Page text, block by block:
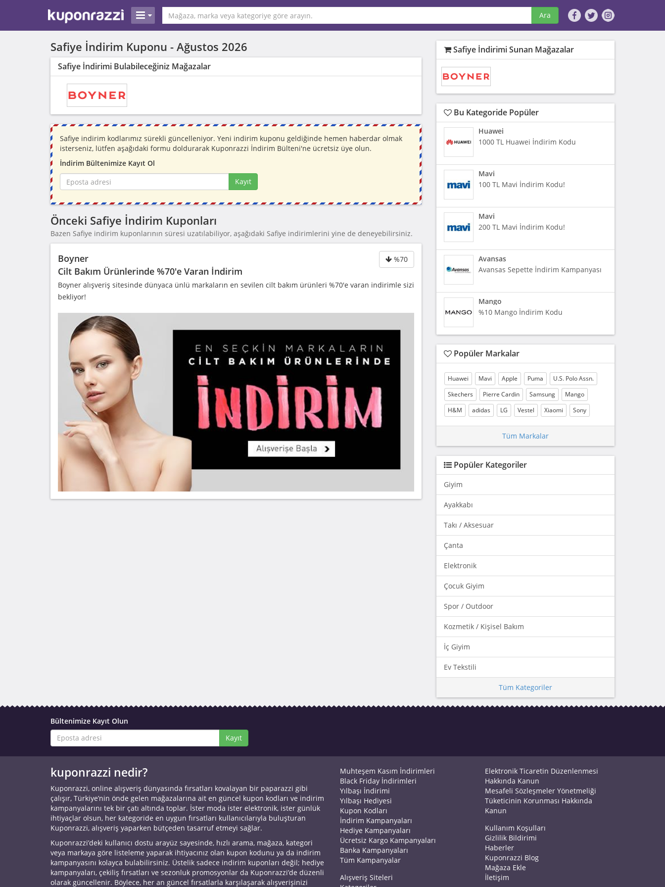
Ara
Safiye İndirim Kuponu - Ağustos 2026
Safiye İndirimi Bulabileceğiniz Mağazalar
Safiye indirim kodlarımız sürekli güncelleniyor. Yeni indirim kuponu geldiğinde hemen haberdar olmak
isterseniz, lütfen aşağıdaki formu doldurarak Kuponrazzi İndirim Bülteni'ne ücretsiz üye olun.
İndirim Bültenimize Kayıt Ol
Kayıt
Önceki Safiye İndirim Kuponları
Bazen Safiye indirim kuponlarının süresi uzatılabiliyor, aşağıdaki Safiye indirimlerini yine de deneyebilirsiniz.
%70
Boyner
Cilt Bakım Ürünlerinde %70'e Varan İndirim
Boyner alışveriş sitesinde dünyaca ünlü markaların en sevilen cilt bakım ürünleri %70'e varan indirimle sizi
bekliyor!
Safiye İndirimi Sunan Mağazalar
Bu Kategoride Popüler
Huawei
1000 TL Huawei İndirim Kodu
Mavi
100 TL Mavi İndirim Kodu!
Mavi
200 TL Mavi İndirim Kodu!
Avansas
Avansas Sepette İndirim Kampanyası
Mango
%10 Mango İndirim Kodu
Popüler Markalar
Huawei Mavi Apple Puma
U.S. Polo Assn.
Skechers
Pierre Cardin Samsung
Mango
H&M
adidas LG Vestel Xiaomi Sony
Tüm Markalar
Popüler Kategoriler
Giyim
Ayakkabı
Takı / Aksesuar
Çanta
Elektronik
Çocuk Giyim
Spor / Outdoor
Kozmetik / Kişisel Bakım
İç Giyim
Ev Tekstili
Tüm Kategoriler
Bültenimize Kayıt Olun
Kayıt
kuponrazzi nedir?
Kuponrazzi, online alışveriş dünyasında fırsatları kovalayan bir paparazzi gibi
çalışır, Türkiye’nin önde gelen mağazalarına ait en güncel kupon kodları ve indirim
kampanyalarını tek bir çatı altında toplar. İster moda ister elektronik, ister günlük
ihtiyaçlar olsun, her kategoride en uygun fırsatları kullanıcılarıyla buluşturan
Kuponrazzi, alışveriş yaparken bütçeden tasarruf etmeyi sağlar.
Kuponrazzi’deki kullanıcı dostu arayüz sayesinde, hızlı arama, mağaza, kategori
veya markaya göre listeleme yaparak ihtiyacınız olan kupon kodunu ya da indirim
kampanyasını kolayca bulabilirsiniz. Üstelik sadece indirim kuponları değil; hediye
kampanyaları, çekiliş fırsatları ve sezonluk promosyonlar da Kuponrazzi’de düzenli
olarak güncellenir. Böylece, her an güncel fırsatlarla karşılaşarak alışverişinizi
Muhteşem Kasım İndirimleri
Black Friday İndirimleri
Yılbaşı İndirimi
Yılbaşı Hediyesi
Kupon Kodları
İndirim Kampanyaları
Hediye Kampanyaları
Ücretsiz Kargo Kampanyaları
Banka Kampanyaları
Tüm Kampanyalar
Alışveriş Siteleri
Elektronik Ticaretin Düzenlenmesi
Hakkında Kanun
Mesafeli Sözleşmeler Yönetmeliği
Tüketicinin Korunması Hakkında
Kanun
Kullanım Koşulları
Gizlilik Bildirimi
Haberler
Kuponrazzi Blog
Mağaza Ekle
İletişim